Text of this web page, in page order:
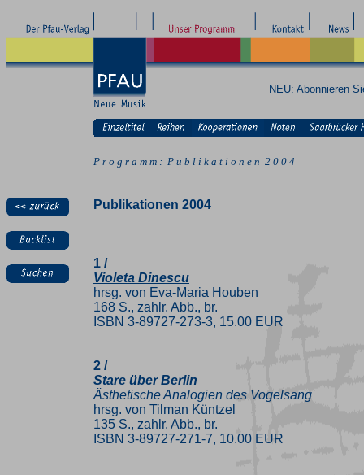
NEU: Abonnieren
P r o g r a m m : P u b l i k a t i o n e n 2 0 0 4
Publikationen 2004
1 /
Violeta Dinescu
hrsg. von Eva-Maria Houben
168 S., zahlr. Abb., br.
ISBN 3-89727-273-3, 15.00 EUR
2 /
Stare über Berlin
Ästhetische Analogien des Vogelsang
hrsg. von Tilman Küntzel
135 S., zahlr. Abb., br.
ISBN 3-89727-271-7, 10.00 EUR